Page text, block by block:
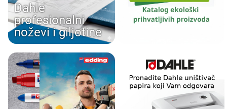
Dahle
profesionalni
noževi i giljotine